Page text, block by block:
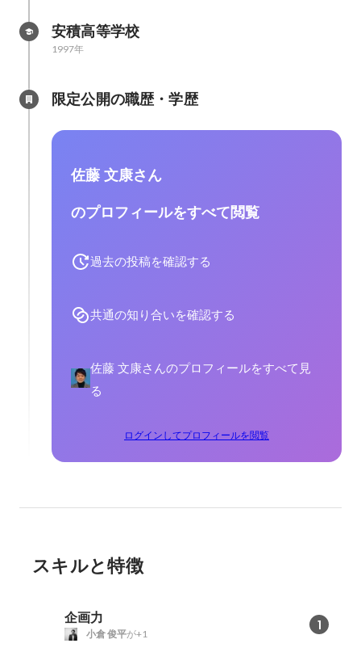
ての論文を制作 新潟国際ボランテ
ィアセンター： ベトナム・マダガ
ーを企画・実施
安積高等学校
1997年
限定公開の職歴・学歴
佐藤 文康さん
のプロフィールをすべて閲覧
過去の投稿を確認する
共通の知り合いを確認する
佐藤 文康さんのプロフィールをすべて見
る
ログインしてプロフィールを閲覧
スキルと特徴
企画力 1
小倉 俊平が+1